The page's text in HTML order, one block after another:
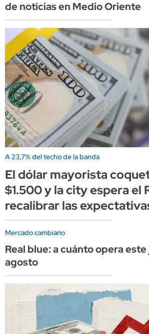
de noticias en Medio Oriente
A 23,7% del techo de la banda
El dólar mayorista
$1.500 y la city espera el
recalibrar las
Mercado cambiario
Real blue: a cuánto opera
agosto